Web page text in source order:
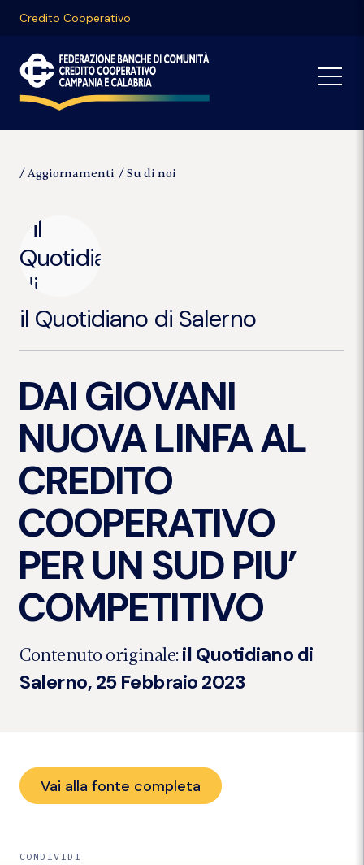
Credito Cooperativo
Aggiornamenti Su di noi
il Quotidiano di Salerno
DAI GIOVANI
NUOVA LINFA AL
CREDITO
COOPERATIVO
PER UN SUD PIU’
COMPETITIVO
Contenuto originale:il Quotidiano di
Salerno, 25 Febbraio 2023
Vai alla fonte completa
CONDIVIDI